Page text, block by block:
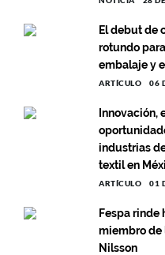
El debut de
rotundo
embalaje y
ARTÍCULO 06
Innovación,
industrias
textil en
ARTÍCULO 01
Fespa rinde
miembro de
Nilsson